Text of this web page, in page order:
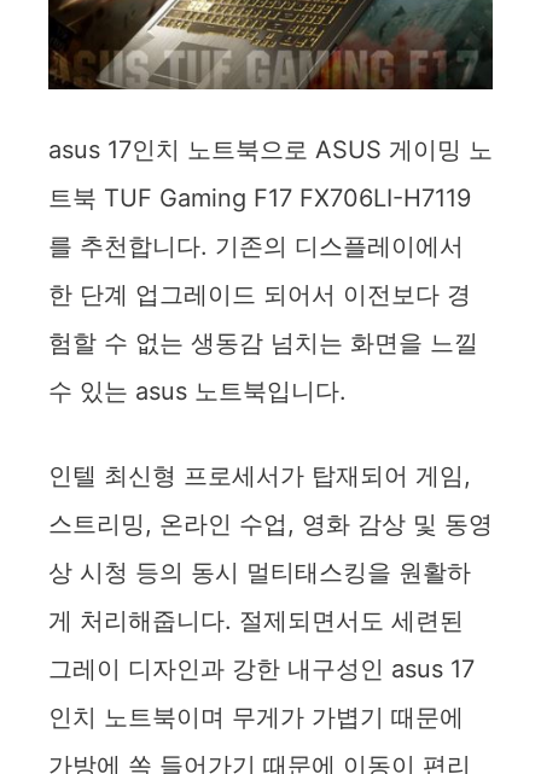
asus 17인치 노트북으로 ASUS 게이밍 노
트북 TUF Gaming F17 FX706LI-H7119
를 추천합니다. 기존의 디스플레이에서
한 단계 업그레이드 되어서 이전보다 경
험할 수 없는 생동감 넘치는 화면을 느낄
수 있는 asus 노트북입니다.
인텔 최신형 프로세서가 탑재되어 게임,
스트리밍, 온라인 수업, 영화 감상 및 동영
상 시청 등의 동시 멀티태스킹을 원활하
게 처리해줍니다. 절제되면서도 세련된
그레이 디자인과 강한 내구성인 asus 17
인치 노트북이며 무게가 가볍기 때문에
가방에 쏙 들어가기 때문에 이동이 편리